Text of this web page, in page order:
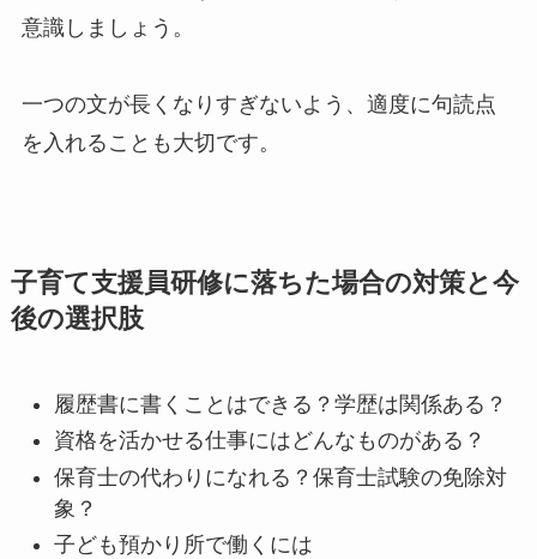
意識しましょう。
一つの文が長くなりすぎないよう、適度に句読点
を入れることも大切です。
子育て支援員研修に落ちた場合の対策と今
後の選択肢
履歴書に書くことはできる？学歴は関係ある？
資格を活かせる仕事にはどんなものがある？
保育士の代わりになれる？保育士試験の免除対
象？
子ども預かり所で働くには